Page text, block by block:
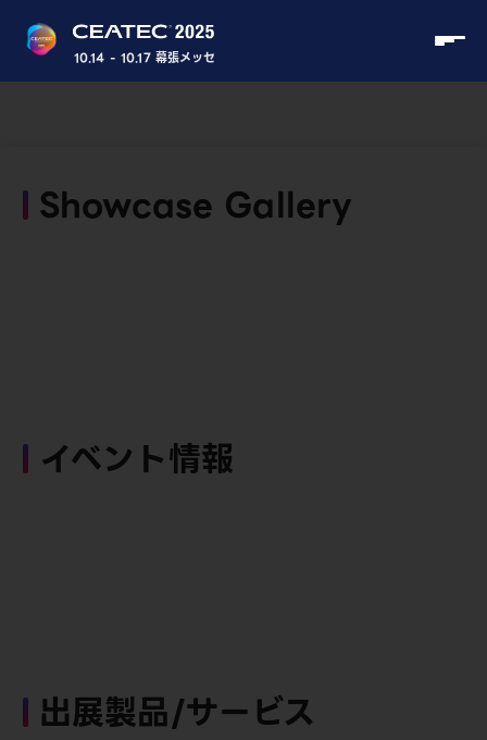
10.14 - 10.17 幕張メッセ
Showcase Gallery
イベント情報
出展製品/サービス